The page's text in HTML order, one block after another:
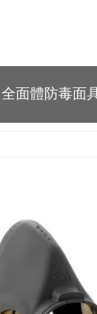
面體防毒面